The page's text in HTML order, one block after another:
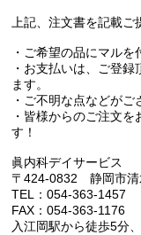
上記、注文書を記載ご
・ご希望の品にマルを
・お支払いは、ご登
ます。
・ご不明な点などがご
・皆様からのご注文
す！
眞内科デイサービス
〒424-0832 静岡市清
TEL：054-363-1457
FAX：054-363-1176
入江岡駅から徒歩5分